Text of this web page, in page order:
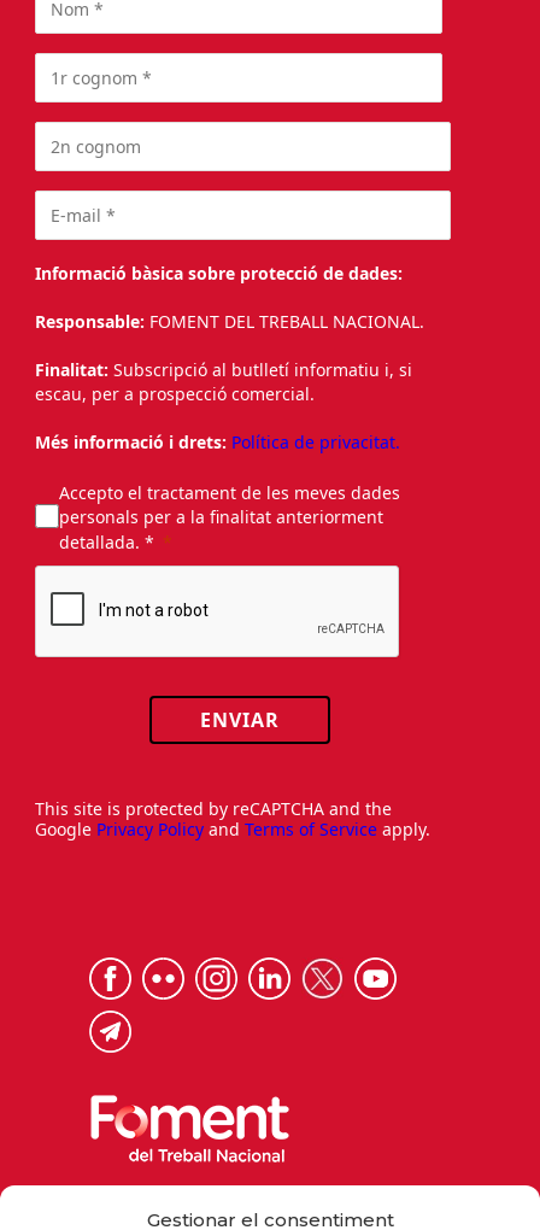
Gestionar el consentiment
Informació bàsica sobre protecció de dades:
Responsable: FOMENT DEL TREBALL NACIONAL.
Finalitat: Subscripció al butlletí informatiu i, si
escau, per a prospecció comercial.
Més informació i drets: Política de privacitat.
Accepto el tractament de les meves dades
personals per a la finalitat anteriorment
detallada. *
ENVIAR
This site is protected by reCAPTCHA and the
Google Privacy Policy and Terms of Service apply.